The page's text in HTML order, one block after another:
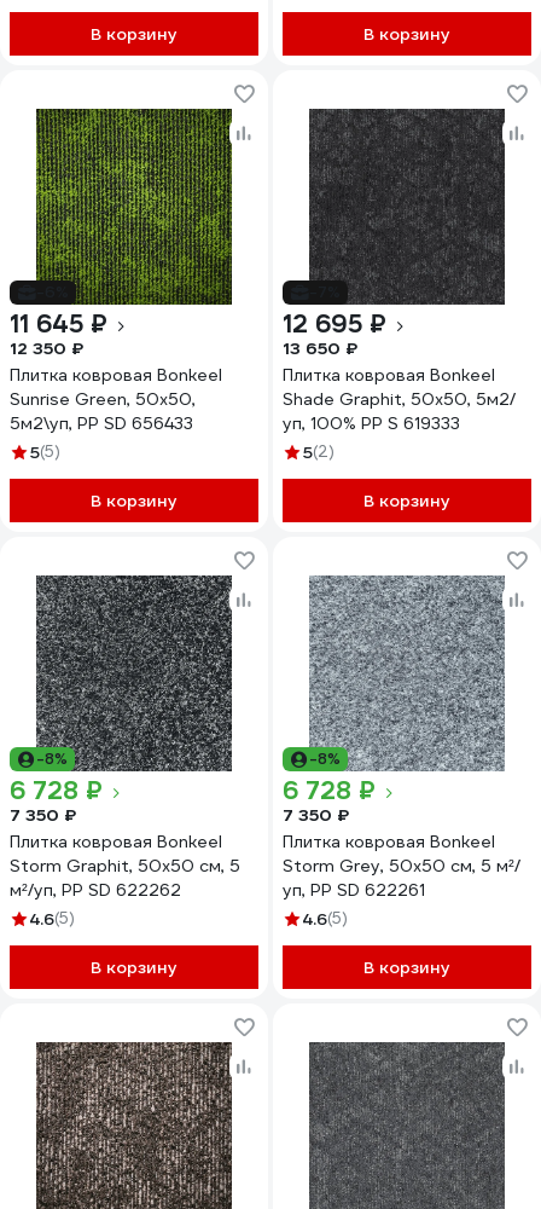
В корзину В корзину
11 645 ₽
12 350 ₽
Плитка ковровая Bonkeel
Sunrise Green, 50x50,
5м2\уп, PP SD 656433
5(5)
В корзину
12 695 ₽
13 650 ₽
Плитка ковровая Bonkeel
Shade Graphit, 50x50, 5м2/
уп, 100% PP S 619333
5(2)
В корзину
-8%
6 728 ₽
7 350 ₽
Плитка ковровая Bonkeel
Storm Graphit, 50х50 см, 5
м²/уп, PP SD 622262
4.6(5)
В корзину
-8%
6 728 ₽
7 350 ₽
Плитка ковровая Bonkeel
Storm Grey, 50х50 см, 5 м²/
уп, PP SD 622261
4.6(5)
В корзину